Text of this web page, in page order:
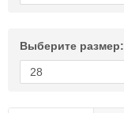
Выберите размер: